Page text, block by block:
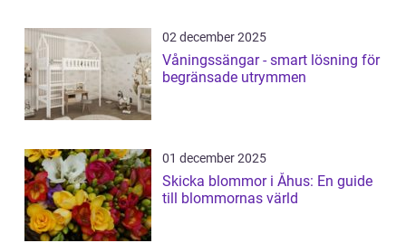
02 december 2025
Våningssängar - smart lösning för
begränsade utrymmen
01 december 2025
Skicka blommor i Åhus: En guide
till blommornas värld